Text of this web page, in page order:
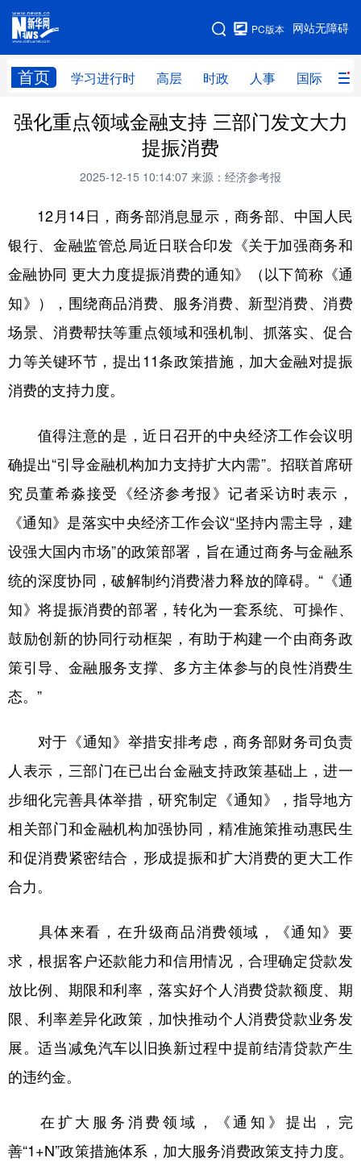
网站无障碍
PC版本
首页 学习进行时 高层 时政 人事 国际 财
网站地图
学习进行时 高层 时政 人事
财经 网评
科技 科创 量子 体育
法律 中央文件 金融 汽车
食品 人居 信息化 数字经济
学术中国
彩票 娱乐 时尚 悦读
公益 一带一路 亚太网 上市公司
文化产业
地方频道
四川 贵州 云南 西藏
陕西 甘肃 青海 宁夏
新疆 内蒙古 黑龙江
English Español Français عربى
Русский язык 日本語 한국어
Deutsch Português
强化重点领域金融支持 三部门发文大力
提振消费
2025-12-15 10:14:07 来源：经济参考报
12月14日，商务部消息显示，商务部、中国人民
银行、金融监管总局近日联合印发《关于加强商务和
金融协同 更大力度提振消费的通知》（以下简称《通
知》），围绕商品消费、服务消费、新型消费、消费
场景、消费帮扶等重点领域和强机制、抓落实、促合
力等关键环节，提出11条政策措施，加大金融对提振
消费的支持力度。
值得注意的是，近日召开的中央经济工作会议明
确提出“引导金融机构加力支持扩大内需”。招联首席研
究员董希淼接受《经济参考报》记者采访时表示，
《通知》是落实中央经济工作会议“坚持内需主导，建
设强大国内市场”的政策部署，旨在通过商务与金融系
统的深度协同，破解制约消费潜力释放的障碍。“《通
知》将提振消费的部署，转化为一套系统、可操作、
鼓励创新的协同行动框架，有助于构建一个由商务政
策引导、金融服务支撑、多方主体参与的良性消费生
态。”
对于《通知》举措安排考虑，商务部财务司负责
人表示，三部门在已出台金融支持政策基础上，进一
步细化完善具体举措，研究制定《通知》，指导地方
相关部门和金融机构加强协同，精准施策推动惠民生
和促消费紧密结合，形成提振和扩大消费的更大工作
合力。
具体来看，在升级商品消费领域，《通知》要
求，根据客户还款能力和信用情况，合理确定贷款发
放比例、期限和利率，落实好个人消费贷款额度、期
限、利率差异化政策，加快推动个人消费贷款业务发
展。适当减免汽车以旧换新过程中提前结清贷款产生
的违约金。
在扩大服务消费领域，《通知》提出，完
善“1+N”政策措施体系，加大服务消费政策支持力度。